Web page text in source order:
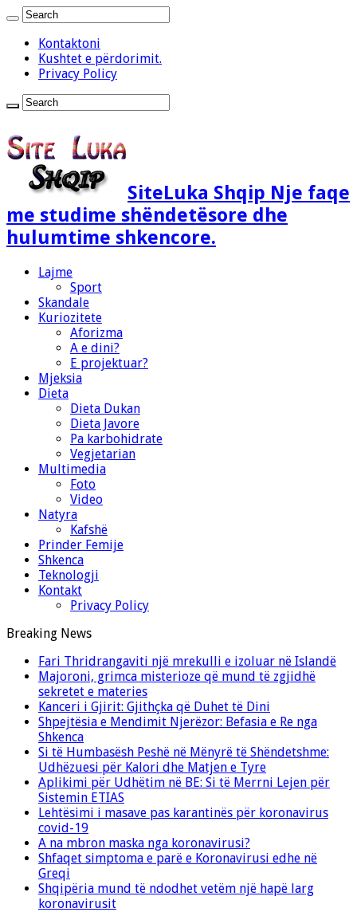
Kontaktoni
Kushtet e përdorimit.
Privacy Policy
SiteLuka Shqip Nje faqe
me studime shëndetësore dhe
hulumtime shkencore.
Lajme
Sport
Skandale
Kuriozitete
Aforizma
A e dini?
E projektuar?
Mjeksia
Dieta
Dieta Dukan
Dieta Javore
Pa karbohidrate
Vegjetarian
Multimedia
Foto
Video
Natyra
Kafshë
Prinder Femije
Shkenca
Teknologji
Kontakt
Privacy Policy
Breaking News
Fari Thridrangaviti një mrekulli e izoluar në Islandë
Majoroni, grimca misterioze që mund të zgjidhë
sekretet e materies
Kanceri i Gjirit: Gjithçka që Duhet të Dini
Shpejtësia e Mendimit Njerëzor: Befasia e Re nga
Shkenca
Si të Humbasësh Peshë në Mënyrë të Shëndetshme:
Udhëzuesi për Kalori dhe Matjen e Tyre
Aplikimi për Udhëtim në BE: Si të Merrni Lejen për
Sistemin ETIAS
Lehtësimi i masave pas karantinës për koronavirus
covid-19
A na mbron maska nga koronavirusi?
Shfaqet simptoma e parë e Koronavirusi edhe në
Greqi
Shqipëria mund të ndodhet vetëm një hapë larg
koronavirusit